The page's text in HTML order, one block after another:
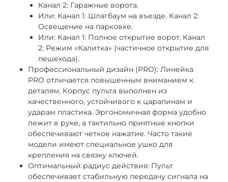
Канал 2: Гаражные ворота.
Или: Канал 1: Шлагбаум на въезде. Канал 2:
Освещение на парковке.
Или: Канал 1: Полное открытие ворот. Канал
2: Режим «Калитка» (частичное открытие для
пешехода).
Профессиональный дизайн (PRO): Линейка
PRO отличается повышенным вниманием к
деталям. Корпус пульта выполнен из
качественного, устойчивого к царапинам и
ударам пластика. Эргономичная форма удобно
лежит в руке, а тактильно приятные кнопки
обеспечивают четкое нажатие. Часто такие
модели имеют специальное ушко для
крепления на связку ключей.
Оптимальный радиус действия: Пульт
обеспечивает стабильную передачу сигнала на